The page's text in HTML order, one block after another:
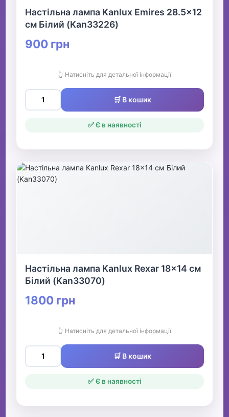
Настільна лампа Kanlux Emires 28.5x12
см Білий (Kan33226)
900 грн
👆 Натисніть для детальної інформації
🛒 В кошик
✅ Є в наявності
Настільна лампа Kanlux Rexar 18x14 см
Білий (Kan33070)
1800 грн
👆 Натисніть для детальної інформації
🛒 В кошик
✅ Є в наявності